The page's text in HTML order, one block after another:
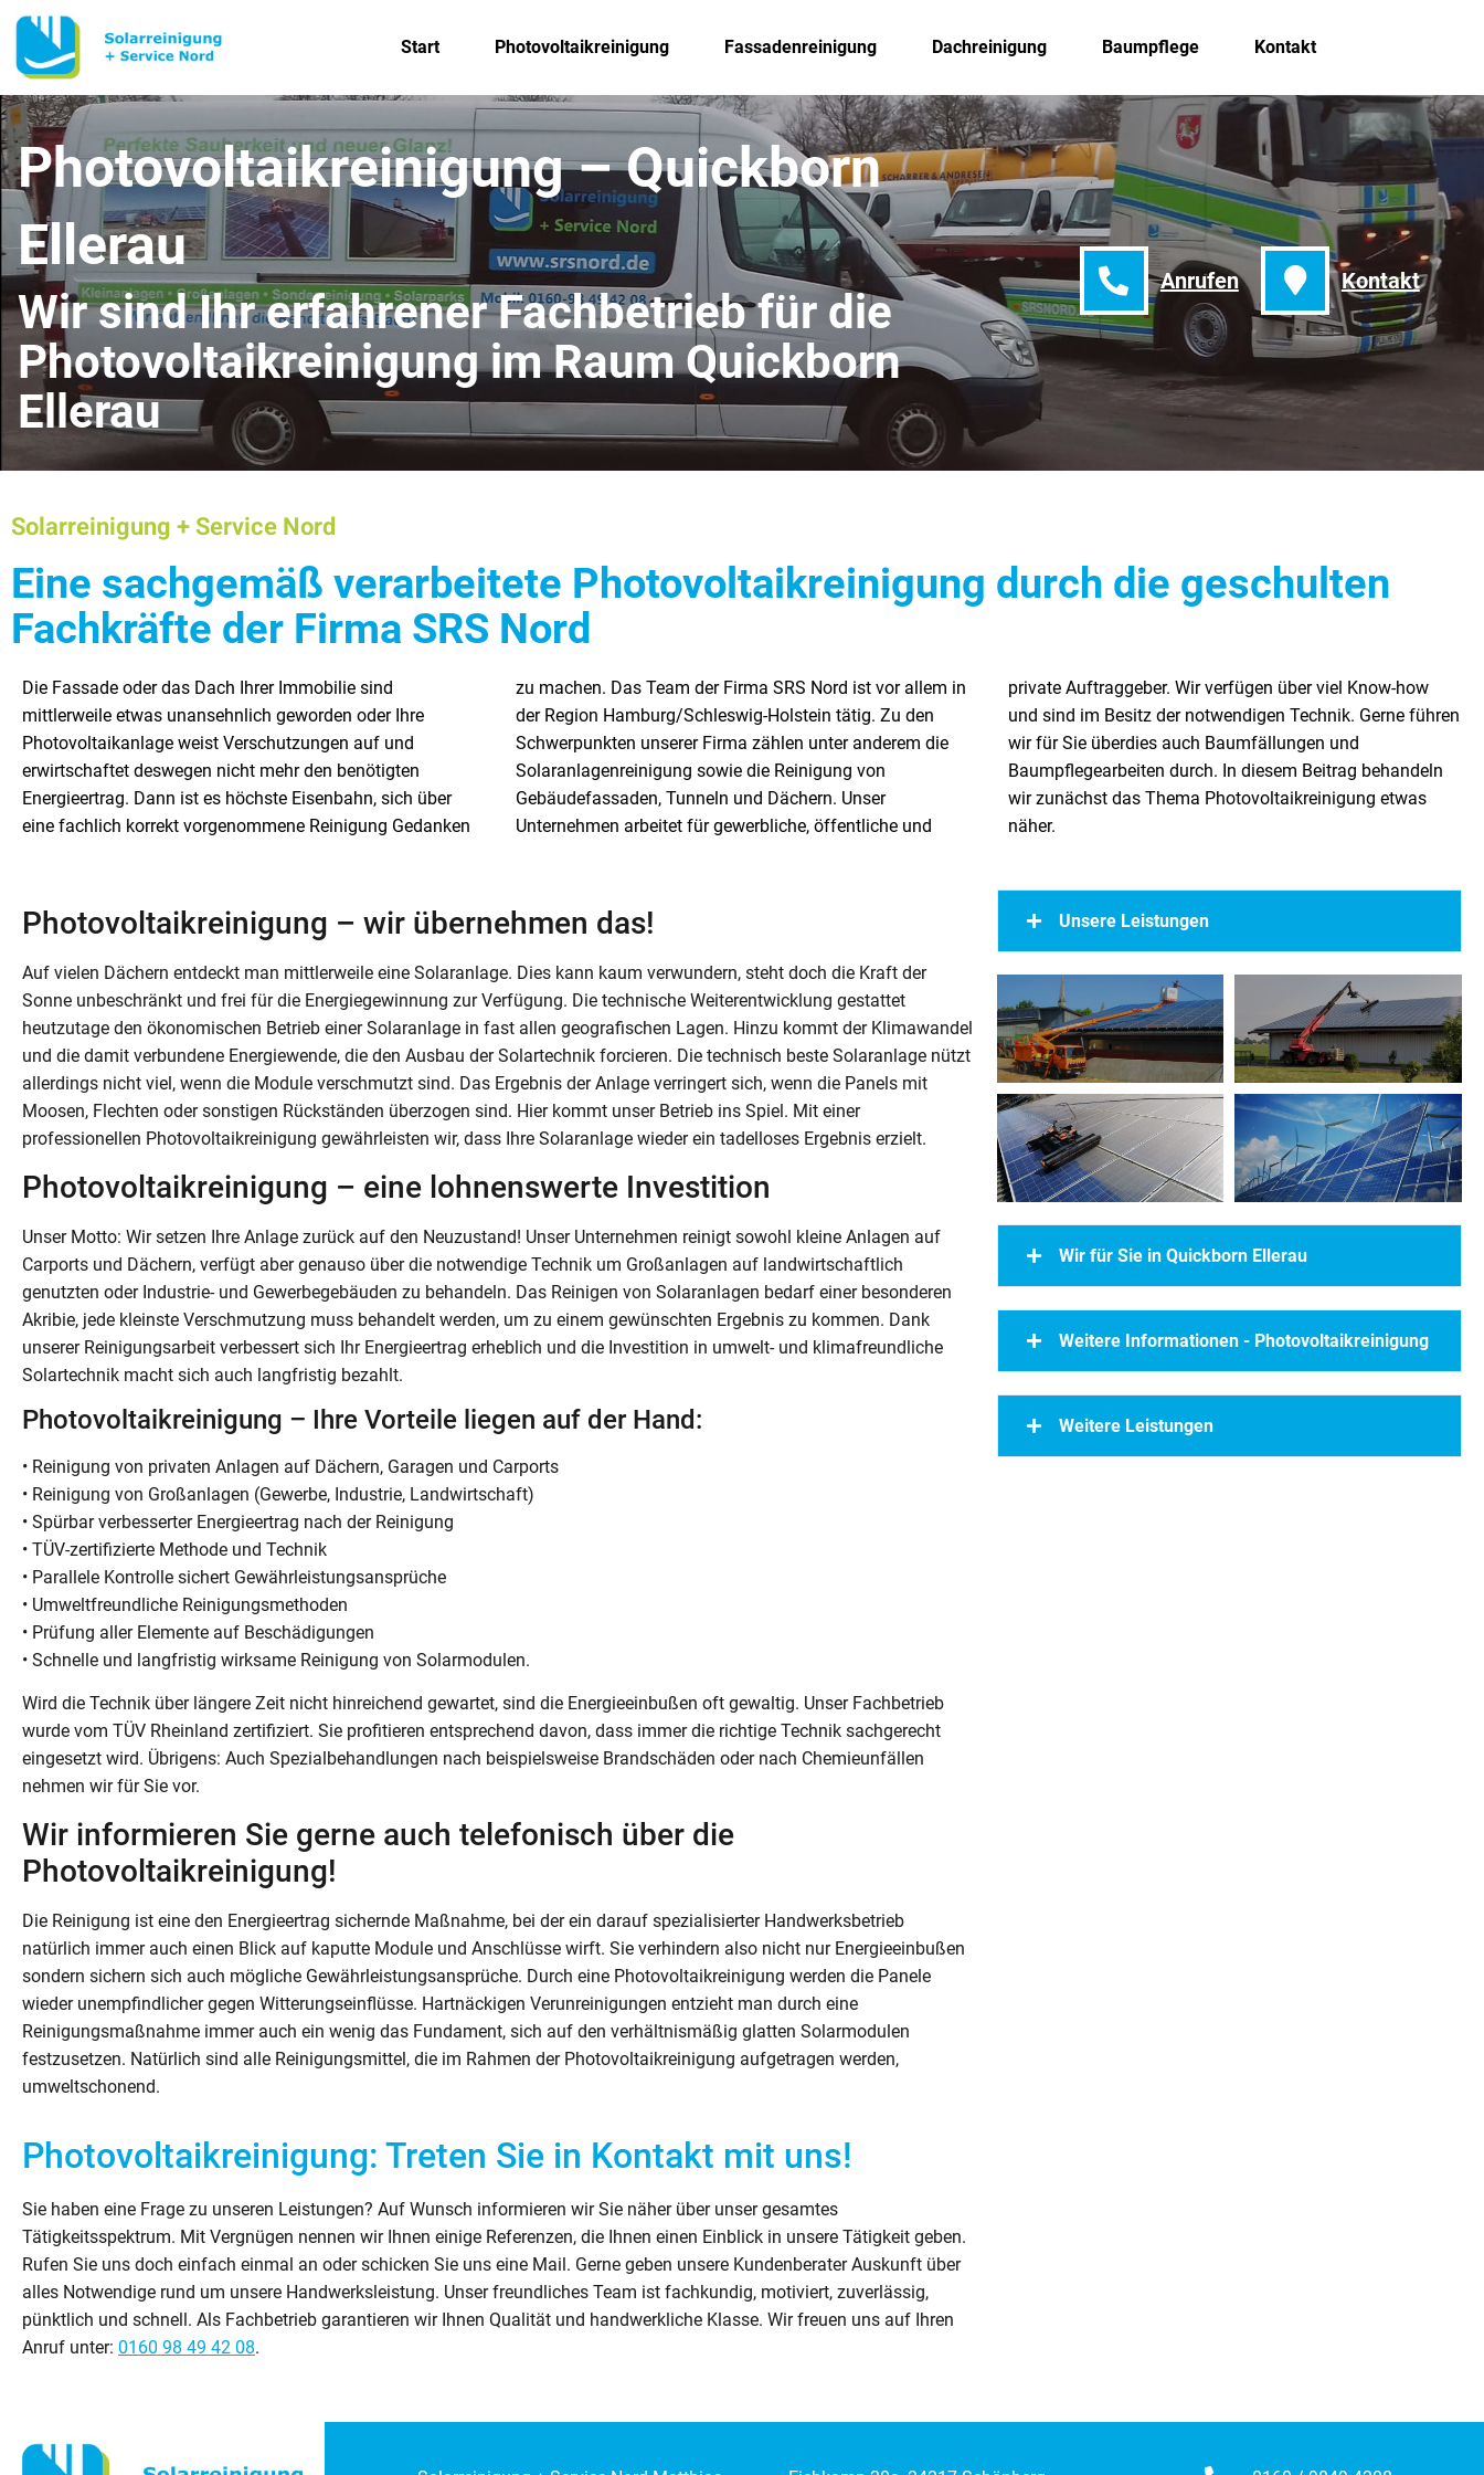
Start Photovoltaikreinigung Fassadenreinigung Dachreinigung Baumpflege Kontakt
Photovoltaikreinigung – Quickborn
Ellerau
Wir sind Ihr erfahrener Fachbetrieb für die
Photovoltaikreinigung im Raum Quickborn
Ellerau
Anrufen Kontakt
Solarreinigung + Service Nord
Eine sachgemäß verarbeitete Photovoltaikreinigung durch die geschulten
Fachkräfte der Firma SRS Nord
Die Fassade oder das Dach Ihrer Immobilie sind
mittlerweile etwas unansehnlich geworden oder Ihre
Photovoltaikanlage weist Verschutzungen auf und
erwirtschaftet deswegen nicht mehr den benötigten
Energieertrag. Dann ist es höchste Eisenbahn, sich über
eine fachlich korrekt vorgenommene Reinigung Gedanken
zu machen. Das Team der Firma SRS Nord ist vor allem in
der Region Hamburg/Schleswig-Holstein tätig. Zu den
Schwerpunkten unserer Firma zählen unter anderem die
Solaranlagenreinigung sowie die Reinigung von
Gebäudefassaden, Tunneln und Dächern. Unser
Unternehmen arbeitet für gewerbliche, öffentliche und
private Auftraggeber. Wir verfügen über viel Know-how
und sind im Besitz der notwendigen Technik. Gerne führen
wir für Sie überdies auch Baumfällungen und
Baumpflegearbeiten durch. In diesem Beitrag behandeln
wir zunächst das Thema Photovoltaikreinigung etwas
näher.
Photovoltaikreinigung – wir übernehmen das!
Auf vielen Dächern entdeckt man mittlerweile eine Solaranlage. Dies kann kaum verwundern, steht doch die Kraft der
Sonne unbeschränkt und frei für die Energiegewinnung zur Verfügung. Die technische Weiterentwicklung gestattet
heutzutage den ökonomischen Betrieb einer Solaranlage in fast allen geografischen Lagen. Hinzu kommt der Klimawandel
und die damit verbundene Energiewende, die den Ausbau der Solartechnik forcieren. Die technisch beste Solaranlage nützt
allerdings nicht viel, wenn die Module verschmutzt sind. Das Ergebnis der Anlage verringert sich, wenn die Panels mit
Moosen, Flechten oder sonstigen Rückständen überzogen sind. Hier kommt unser Betrieb ins Spiel. Mit einer
professionellen Photovoltaikreinigung gewährleisten wir, dass Ihre Solaranlage wieder ein tadelloses Ergebnis erzielt.
Photovoltaikreinigung – eine lohnenswerte Investition
Unser Motto: Wir setzen Ihre Anlage zurück auf den Neuzustand! Unser Unternehmen reinigt sowohl kleine Anlagen auf
Carports und Dächern, verfügt aber genauso über die notwendige Technik um Großanlagen auf landwirtschaftlich
genutzten oder Industrie- und Gewerbegebäuden zu behandeln. Das Reinigen von Solaranlagen bedarf einer besonderen
Akribie, jede kleinste Verschmutzung muss behandelt werden, um zu einem gewünschten Ergebnis zu kommen. Dank
unserer Reinigungsarbeit verbessert sich Ihr Energieertrag erheblich und die Investition in umwelt- und klimafreundliche
Solartechnik macht sich auch langfristig bezahlt.
Photovoltaikreinigung – Ihre Vorteile liegen auf der Hand:
• Reinigung von privaten Anlagen auf Dächern, Garagen und Carports
• Reinigung von Großanlagen (Gewerbe, Industrie, Landwirtschaft)
• Spürbar verbesserter Energieertrag nach der Reinigung
• TÜV-zertifizierte Methode und Technik
• Parallele Kontrolle sichert Gewährleistungsansprüche
• Umweltfreundliche Reinigungsmethoden
• Prüfung aller Elemente auf Beschädigungen
• Schnelle und langfristig wirksame Reinigung von Solarmodulen.
Wird die Technik über längere Zeit nicht hinreichend gewartet, sind die Energieeinbußen oft gewaltig. Unser Fachbetrieb
wurde vom TÜV Rheinland zertifiziert. Sie profitieren entsprechend davon, dass immer die richtige Technik sachgerecht
eingesetzt wird. Übrigens: Auch Spezialbehandlungen nach beispielsweise Brandschäden oder nach Chemieunfällen
nehmen wir für Sie vor.
Wir informieren Sie gerne auch telefonisch über die
Photovoltaikreinigung!
Die Reinigung ist eine den Energieertrag sichernde Maßnahme, bei der ein darauf spezialisierter Handwerksbetrieb
natürlich immer auch einen Blick auf kaputte Module und Anschlüsse wirft. Sie verhindern also nicht nur Energieeinbußen
sondern sichern sich auch mögliche Gewährleistungsansprüche. Durch eine Photovoltaikreinigung werden die Panele
wieder unempfindlicher gegen Witterungseinflüsse. Hartnäckigen Verunreinigungen entzieht man durch eine
Reinigungsmaßnahme immer auch ein wenig das Fundament, sich auf den verhältnismäßig glatten Solarmodulen
festzusetzen. Natürlich sind alle Reinigungsmittel, die im Rahmen der Photovoltaikreinigung aufgetragen werden,
umweltschonend.
Photovoltaikreinigung: Treten Sie in Kontakt mit uns!
Sie haben eine Frage zu unseren Leistungen? Auf Wunsch informieren wir Sie näher über unser gesamtes
Tätigkeitsspektrum. Mit Vergnügen nennen wir Ihnen einige Referenzen, die Ihnen einen Einblick in unsere Tätigkeit geben.
Rufen Sie uns doch einfach einmal an oder schicken Sie uns eine Mail. Gerne geben unsere Kundenberater Auskunft über
alles Notwendige rund um unsere Handwerksleistung. Unser freundliches Team ist fachkundig, motiviert, zuverlässig,
pünktlich und schnell. Als Fachbetrieb garantieren wir Ihnen Qualität und handwerkliche Klasse. Wir freuen uns auf Ihren
Anruf unter: 0160 98 49 42 08.
Unsere Leistungen
Wir für Sie in Quickborn Ellerau
Weitere Informationen - Photovoltaikreinigung
Weitere Leistungen